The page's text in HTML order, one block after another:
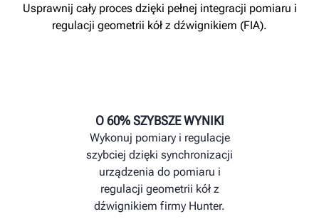
Usprawnij cały proces dzięki pełnej integracji pomiaru i
regulacji geometrii kół z dźwignikiem (FIA).
O 60% SZYBSZE WYNIKI
Wykonuj pomiary i regulacje
szybciej dzięki synchronizacji
urządzenia do pomiaru i
regulacji geometrii kół z
dźwignikiem firmy Hunter.